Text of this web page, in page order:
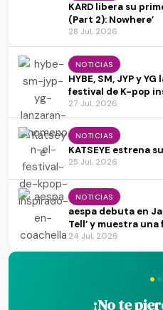
KARD libera su
(Part 2): Nowhere’
28 Jul, 2026
NOTICIAS
HYBE, SM, JYP y
festival de K-pop
27 Jul, 2026
NOTICIAS
KATSEYE estrena
25 Jul, 2026
NOTICIAS
aespa debuta en
Tell’ y muestra
24 Jul, 2026
··
¡No te